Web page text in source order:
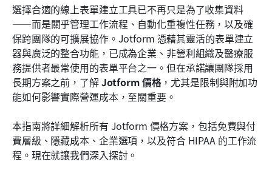
選擇合適的線上表單建立工具已不再只是為了收集資料
——而是關乎管理工作流程、自動化重複性任務，以及確
保跨團隊的可擴展協作。Jotform 憑藉其靈活的表單建立
器與廣泛的整合功能，已成為企業、非營利組織及醫療服
務提供者最常使用的表單平台之一。但在承諾讓團隊採用
長期方案之前，了解 Jotform 價格，尤其是限制與附加功
能如何影響實際營運成本，至關重要。
本指南將詳細解析所有 Jotform 價格方案，包括免費與付
費層級、隱藏成本、企業選項，以及符合 HIPAA 的工作流
程。現在就讓我們深入探討。
認識 Lark：Jotform 的強大且全面的替代方案
你應該選擇哪個平台：Jotform 與 Lark
結論
常見問題